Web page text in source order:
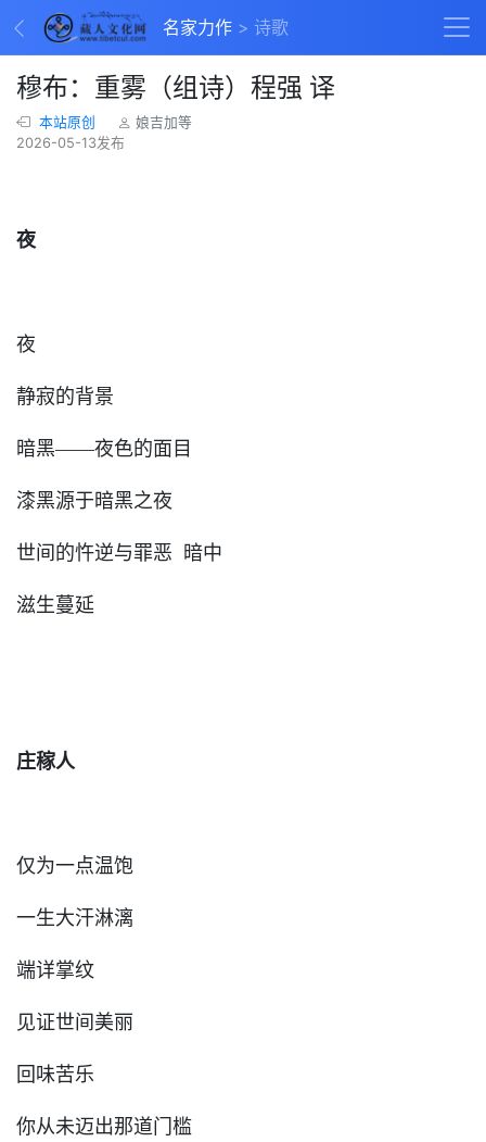
名家力作 诗歌
穆布：重雾（组诗）程强 译
本站原创
娘吉加等
2026-05-13发布
夜
夜
静寂的背景
暗黑——夜色的面目
漆黑源于暗黑之夜
世间的忤逆与罪恶 暗中
滋生蔓延
庄稼人
仅为一点温饱
一生大汗淋漓
端详掌纹
见证世间美丽
回味苦乐
你从未迈出那道门槛